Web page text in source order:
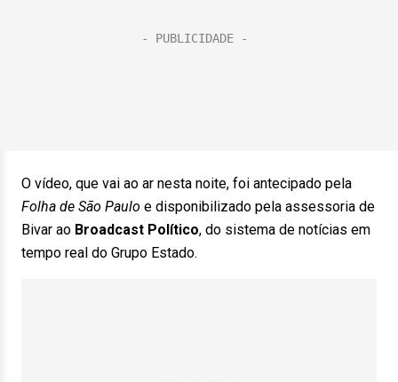
O vídeo, que vai ao ar nesta noite, foi antecipado pela
Folha de São Paulo e disponibilizado pela assessoria de
Bivar ao Broadcast Político, do sistema de notícias em
tempo real do Grupo Estado.